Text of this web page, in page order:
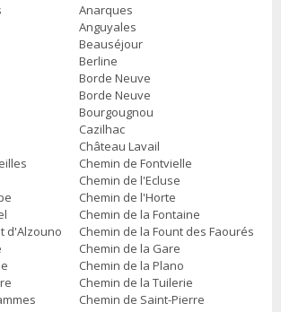
Anarques
Anguyales
Beauséjour
Berline
Borde Neuve
Borde Neuve
Bourgougnou
Cazilhac
Château Lavail
Chemin de Fontvielle
Chemin de l'Ecluse
Chemin de l'Horte
Chemin de la Fontaine
d'Alzouno
Chemin de la Fount des Faourés
Chemin de la Gare
Chemin de la Plano
Chemin de la Tuilerie
Chemin de Saint-Pierre